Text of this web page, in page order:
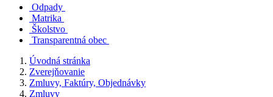
Odpady
Matrika
Školstvo
Transparentná obec
Úvodná stránka
Zverejňovanie
Zmluvy, Faktúry, Objednávky
Zmluvy